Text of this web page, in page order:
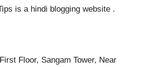
is a hindi blogging website .
Floor, Sangam Tower, Near